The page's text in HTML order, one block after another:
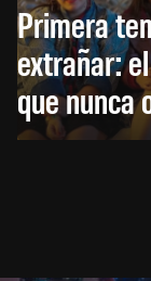
Primera
extrañar:
que nunca